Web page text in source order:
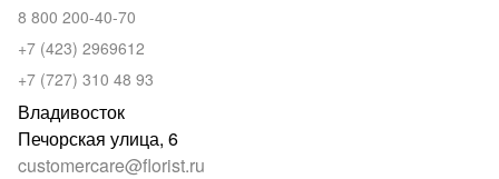
8 800 200-40-70
+7 (423) 2969612
+7 (727) 310 48 93
Владивосток
Печорская улица, 6
customercare@florist.ru